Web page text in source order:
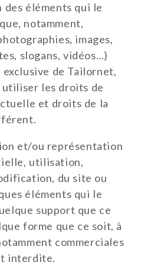
des éléments qui le
notamment,
images,
slogans, vidéos…)
de Tailornet,
les droits de
et droits de la
et/ou représentation
utilisation,
du site ou
éléments qui le
support que ce
forme que ce soit, à
commerciales
interdite.